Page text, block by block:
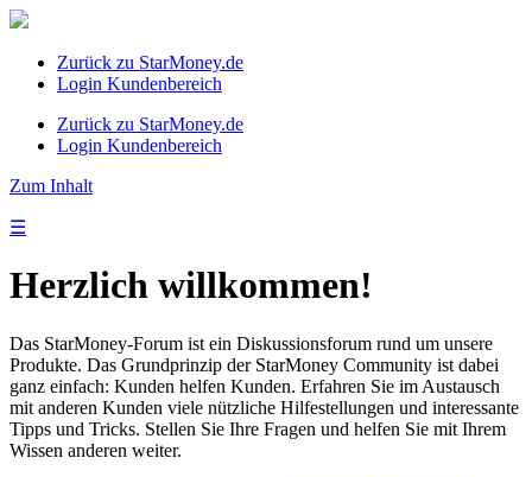
Zurück zu StarMoney.de
Login Kundenbereich
Zurück zu StarMoney.de
Login Kundenbereich
Zum Inhalt
☰
Herzlich willkommen!
Das StarMoney-Forum ist ein Diskussionsforum rund um unsere
Produkte. Das Grundprinzip der StarMoney Community ist dabei
ganz einfach: Kunden helfen Kunden. Erfahren Sie im Austausch
mit anderen Kunden viele nützliche Hilfestellungen und interessante
Tipps und Tricks. Stellen Sie Ihre Fragen und helfen Sie mit Ihrem
Wissen anderen weiter.